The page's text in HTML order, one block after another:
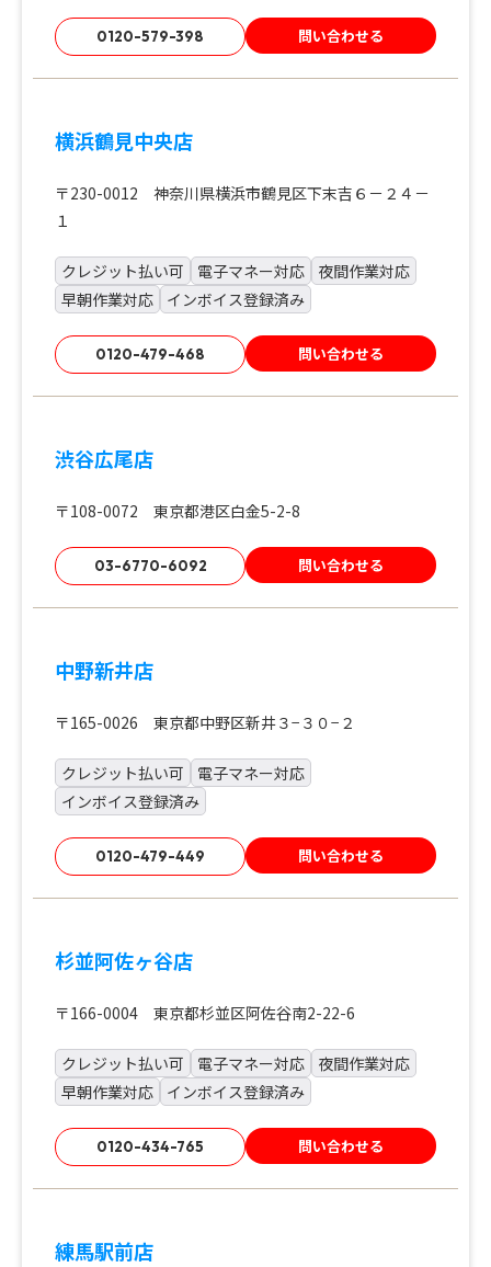
0120-579-398 問い合わせる
横浜鶴見中央店
〒230-0012 神奈川県横浜市鶴見区下末吉６－２４－
１
クレジット払い可 電子マネー対応
夜間作業対応
早朝作業対応
インボイス登録済み
0120-479-468 問い合わせる
渋谷広尾店
〒108-0072 東京都港区白金5-2-8
03-6770-6092 問い合わせる
中野新井店
〒165-0026 東京都中野区新井３−３０−２
クレジット払い可
電子マネー対応
インボイス登録済み
0120-479-449 問い合わせる
杉並阿佐ヶ谷店
〒166-0004 東京都杉並区阿佐谷南2-22-6
クレジット払い可 電子マネー対応
夜間作業対応
早朝作業対応
インボイス登録済み
0120-434-765 問い合わせる
練馬駅前店